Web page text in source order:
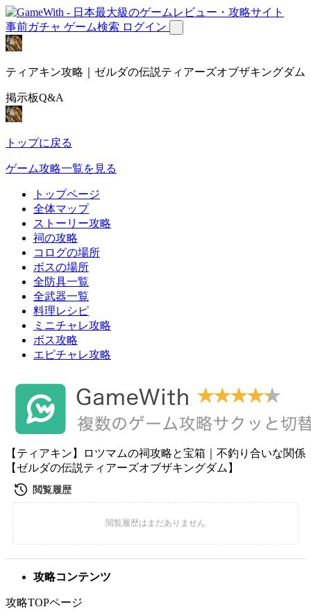
事前ガチャ ゲーム検索 ログイン
ティアキン攻略｜ゼルダの伝説ティアーズオブザキングダム
掲示板Q&A
トップに戻る
ゲーム攻略一覧を見る
トップページ
全体マップ
ストーリー攻略
祠の攻略
コログの場所
ボスの場所
全防具一覧
全武器一覧
料理レシピ
ミニチャレ攻略
ボス攻略
エピチャレ攻略
【ティアキン】ロツマムの祠攻略と宝箱｜不釣り合いな関係
【ゼルダの伝説ティアーズオブザキングダム】
攻略コンテンツ
攻略TOPページ